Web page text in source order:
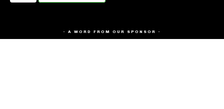
- A WORD FROM OUR SPONSOR -